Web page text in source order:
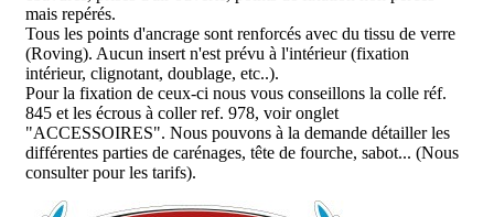
mais repérés.
Tous les points d'ancrage sont renforcés avec du tissu de verre
(Roving). Aucun insert n'est prévu à l'intérieur (fixation
intérieur, clignotant, doublage, etc..).
Pour la fixation de ceux-ci nous vous conseillons la colle réf.
845 et les écrous à coller ref. 978, voir onglet
"ACCESSOIRES". Nous pouvons à la demande détailler les
différentes parties de carénages, tête de fourche, sabot... (Nous
consulter pour les tarifs).